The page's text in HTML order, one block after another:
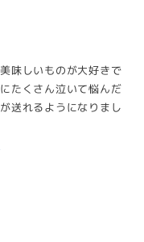
味しいものが大好きで
たくさん泣いて悩んだ
送れるようになりまし